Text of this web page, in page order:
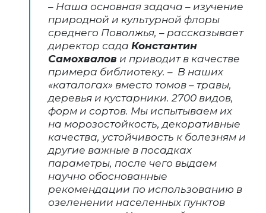
– Наша основная задача – изучение
природной и культурной флоры
среднего Поволжья, – рассказывает
директор сада Константин
Самохвалов и приводит в качестве
примера библиотеку. – В наших
«каталогах» вместо томов – травы,
деревья и кустарники. 2700 видов,
форм и сортов. Мы испытываем их
на морозостойкость, декоративные
качества, устойчивость к болезням и
другие важные в посадках
параметры, после чего выдаем
научно обоснованные
рекомендации по использованию в
озеленении населенных пунктов